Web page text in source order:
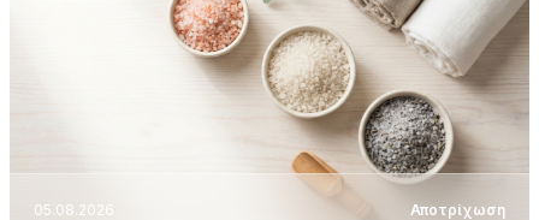
05.08.2026 Αποτρίχωση